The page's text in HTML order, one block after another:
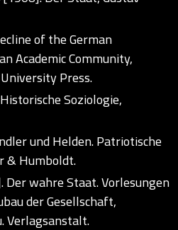
of the German
Academic Community,
Press.
Soziologie,
und Helden. Patriotische
& Humboldt.
Der wahre Staat. Vorlesungen
der Gesellschaft,
Verlagsanstalt.